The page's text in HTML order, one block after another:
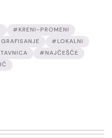
#KRENI-PROMENI
#LOKALNI
#NAJČEŠĆE